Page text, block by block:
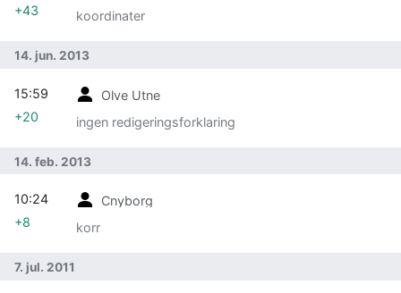
koordinater
+43
14. jun. 2013
Olve Utne
ingen redigeringsforklaring
15:59
+20
14. feb. 2013
Cnyborg
korr
10:24
+8
7. jul. 2011